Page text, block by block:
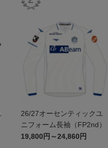
26/27オーセンティックユ
ニフォーム長袖（FP2nd）
19,800円～24,860円